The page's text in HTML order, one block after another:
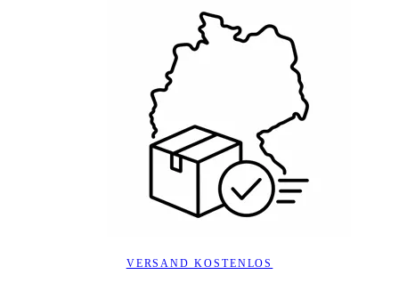
VERSAND KOSTENLOS